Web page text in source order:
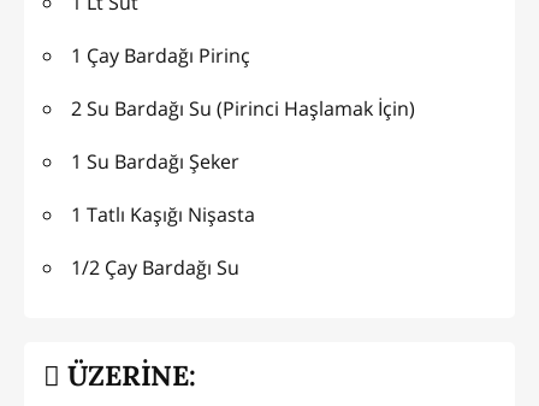
1 Çay Bardağı Pirinç
2 Su Bardağı Su (Pirinci Haşlamak İçin)
1 Su Bardağı Şeker
1 Tatlı Kaşığı Nişasta
1/2 Çay Bardağı Su
ÜZERİNE: